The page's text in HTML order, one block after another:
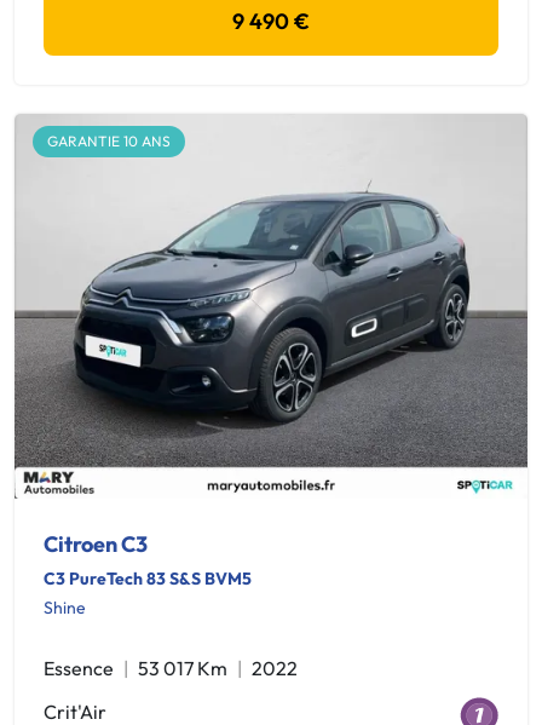
9 490 €
GARANTIE 10 ANS
Citroen C3
C3 PureTech 83 S&S BVM5
Shine
Essence 53 017 Km
2022
Crit'Air